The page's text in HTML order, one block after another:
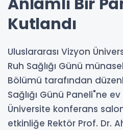
Kutlandı
Uluslararası Vizyon
Ruh Sağlığı Günü
Bölümü tarafından
Sağlığı Günü Paneli"ne
Üniversite konferans
etkinliğe Rektör Prof. Dr.